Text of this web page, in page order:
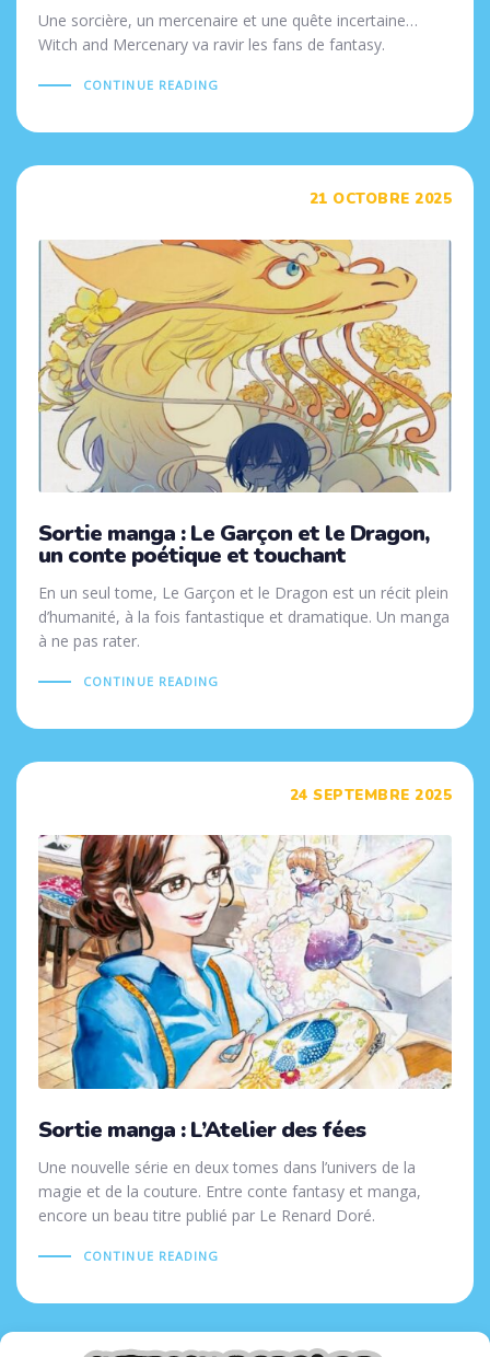
Une sorcière, un mercenaire et une quête incertaine…
Witch and Mercenary va ravir les fans de fantasy.
CONTINUE READING
21 OCTOBRE 2025
Sortie manga : Le Garçon et le Dragon,
un conte poétique et touchant
En un seul tome, Le Garçon et le Dragon est un récit plein
d’humanité, à la fois fantastique et dramatique. Un manga
à ne pas rater.
CONTINUE READING
24 SEPTEMBRE 2025
Sortie manga : L’Atelier des fées
Une nouvelle série en deux tomes dans l’univers de la
magie et de la couture. Entre conte fantasy et manga,
encore un beau titre publié par Le Renard Doré.
CONTINUE READING